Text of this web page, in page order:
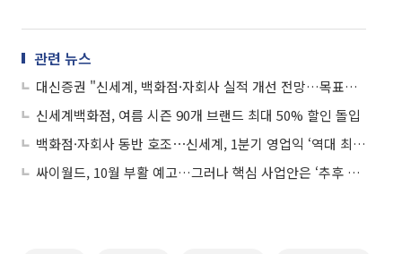
관련 뉴스
대신증권 "신세계, 백화점·자회사 실적 개선 전망…목표가 60만원"
신세계백화점, 여름 시즌 90개 브랜드 최대 50% 할인 돌입
백화점·자회사 동반 호조⋯신세계, 1분기 영업익 ‘역대 최대’ 1978억원
싸이월드, 10월 부활 예고…그러나 핵심 사업안은 ‘추후 공개’